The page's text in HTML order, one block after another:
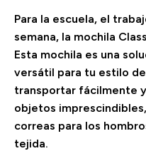
Para la escuela, el
semana, la mochila
Esta mochila es una
versátil para tu estilo
transportar fácilmente
objetos
correas para los
tejida.